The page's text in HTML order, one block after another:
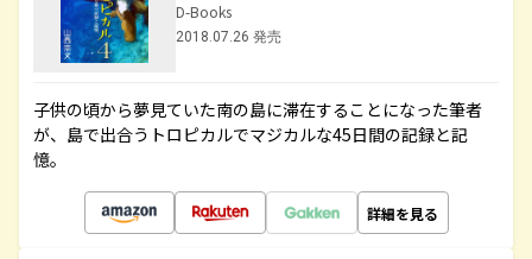
D-Books
2018.07.26 発売
子供の頃から夢見ていた南の島に滞在することになった筆者
が、島で出合うトロピカルでマジカルな45日間の記録と記
憶。
詳細を見る